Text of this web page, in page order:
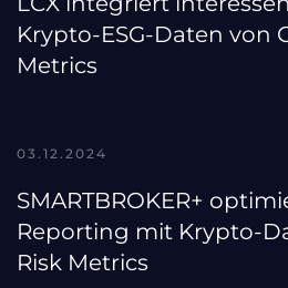
Krypto-ESG-Daten von
Metrics
03.12.2024
SMARTBROKER+
Reporting mit Krypto-
Risk Metrics